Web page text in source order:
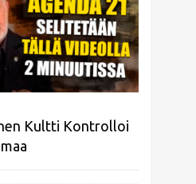
Kultti Kontrolloi